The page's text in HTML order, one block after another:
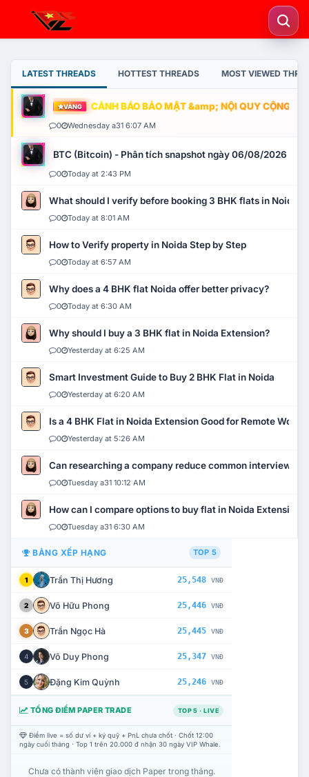
LATEST THREADS HOTTEST THREADS MOST VIEWED
VÀNG CẢNH BÁO BẢO MẬT &amp; NỘI QUY CỘNG
0 Wednesday a31 6:07 AM
BTC (Bitcoin) - Phân tích snapshot ngày 06/08/2026
0 Today at 2:43 PM
What should I verify before booking 3 BHK flats in Noida?
0 Today at 8:01 AM
How to Verify property in Noida Step by Step
0 Today at 6:57 AM
Why does a 4 BHK flat Noida offer better privacy?
0 Today at 6:30 AM
Why should I buy a 3 BHK flat in Noida Extension?
0 Yesterday at 6:25 AM
Smart Investment Guide to Buy 2 BHK Flat in Noida
0 Yesterday at 6:20 AM
Is a 4 BHK Flat in Noida Extension Good for Remote Work?
0 Yesterday at 5:26 AM
Can researching a company reduce common interview
0 Tuesday a31 10:12 AM
How can I compare options to buy flat in Noida Extension?
0 Tuesday a31 6:30 AM
BẢNG XẾP HẠNG TOP 5
1 Trần Thị Hương 25,548 VNĐ
2 Võ Hữu Phong 25,446 VNĐ
3 Trần Ngọc Hà 25,445 VNĐ
4 Võ Duy Phong 25,347 VNĐ
5 Đặng Kim Quỳnh 25,246 VNĐ
TỔNG ĐIỂM PAPER TRADE TOP 5 · LIVE
Điểm live = số dư ví + ký quỹ + PnL chưa chốt · Chốt 12:00
ngày cuối tháng · Top 1 trên 20.000 đ nhận 30 ngày VIP Whale.
Chưa có thành viên giao dịch Paper trong tháng.